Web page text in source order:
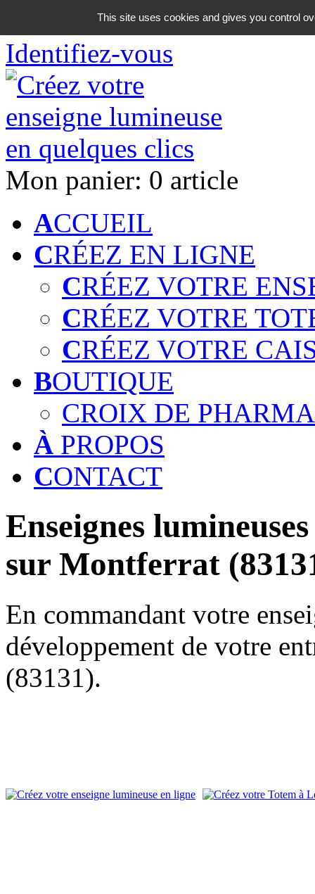
06 18 42 08 59
Identifiez-vous
Mon panier: 0 article
ACCUEIL
CRÉEZ EN LIGNE
CRÉEZ VOTRE
CRÉEZ VOTRE
CRÉEZ VOTRE
BOUTIQUE
CROIX DE
À PROPOS
CONTACT
Enseignes
sur Montferrat
En commandant votre
développement de votre
(83131).
This site uses cookies and gives you control